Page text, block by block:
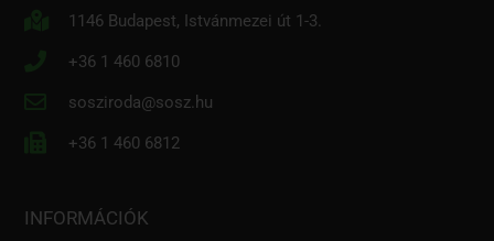
1146 Budapest, Istvánmezei út 1-3.
+36 1 460 6810
sosziroda@sosz.hu
+36 1 460 6812
INFORMÁCIÓK